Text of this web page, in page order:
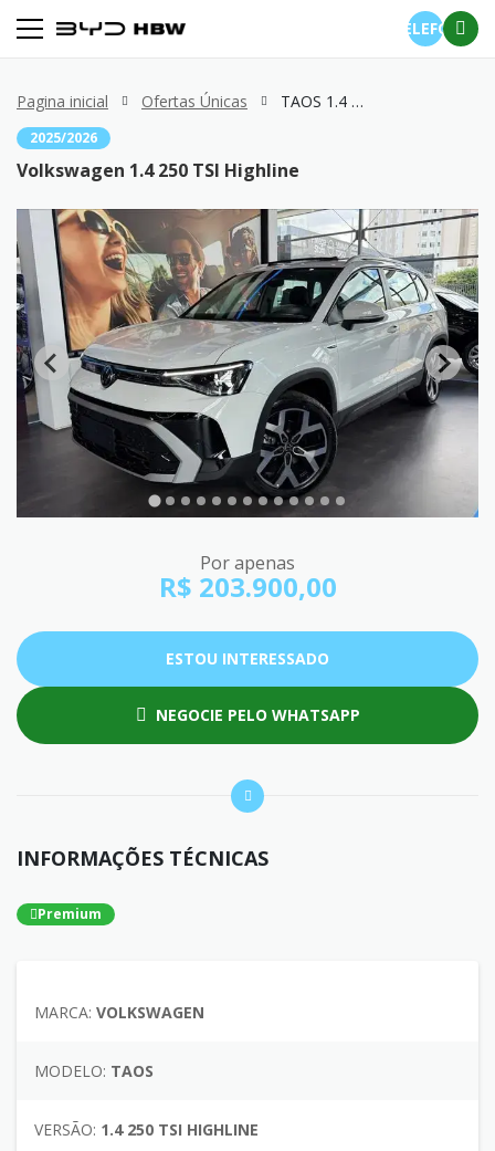
TELEFONE
Pagina inicial Ofertas Únicas TAOS 1.4 250 TSI Highline
2025/2026
Volkswagen 1.4 250 TSI Highline
Por apenas
R$ 203.900,00
ESTOU INTERESSADO
NEGOCIE PELO WHATSAPP
INFORMAÇÕES TÉCNICAS
Premium
MARCA: VOLKSWAGEN
MODELO: TAOS
VERSÃO: 1.4 250 TSI HIGHLINE